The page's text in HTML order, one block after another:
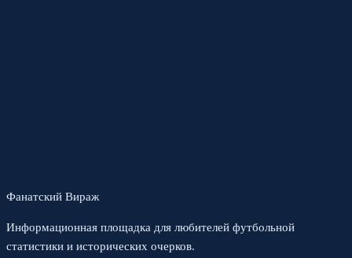
Фанатский Вираж
Информационная площадка для любителей футбольной
статистики и исторических очерков.